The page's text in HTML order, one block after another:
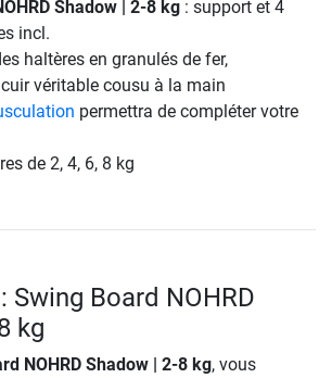
Shadow | 2-8 kg : support et 4
incl.
haltères en granulés de fer,
véritable cousu à la main
permettra de compléter votre
de 2, 4, 6, 8 kg
Swing Board NOHRD
kg
NOHRD Shadow | 2-8 kg, vous